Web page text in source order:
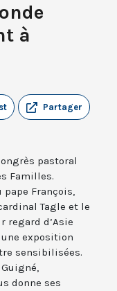
à
Partager
pastoral
Familles.
pape François,
Tagle et le
regard d’Asie
exposition
sensibilisées.
donne ses